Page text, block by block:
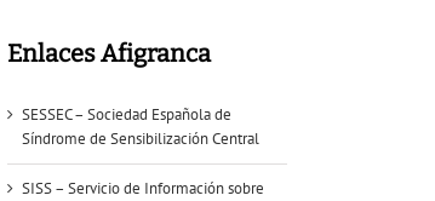
Enlaces Afigranca
SESSEC – Sociedad Española de
Síndrome de Sensibilización Central
SISS – Servicio de Información sobre